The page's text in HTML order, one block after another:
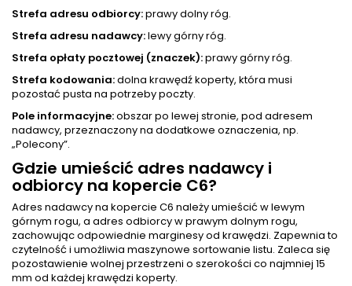
Strefa adresu odbiorcy:prawy dolny róg.
Strefa adresu nadawcy:lewy górny róg.
Strefa opłaty pocztowej (znaczek):prawy górny róg.
Strefa kodowania:dolna krawędź koperty, która musi
pozostać pusta na potrzeby poczty.
Pole informacyjne:obszar po lewej stronie, pod adresem
nadawcy, przeznaczony na dodatkowe oznaczenia, np.
„Polecony”.
Gdzie umieścić adres nadawcy i
odbiorcy na kopercie C6?
Adres nadawcy na kopercie C6 należy umieścić w lewym
górnym rogu, a adres odbiorcy w prawym dolnym rogu,
zachowując odpowiednie marginesy od krawędzi. Zapewnia to
czytelność i umożliwia maszynowe sortowanie listu. Zaleca się
pozostawienie wolnej przestrzeni o szerokości co najmniej 15
mm od każdej krawędzi koperty.